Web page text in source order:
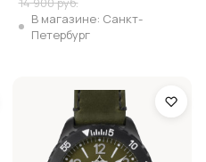
В магазине: Санкт-
Петербург